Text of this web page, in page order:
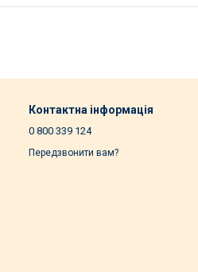
Контактна інформація
0 800 339 124
Передзвонити вам?